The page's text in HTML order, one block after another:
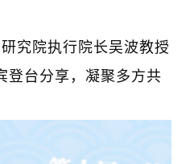
院执行院长吴波教授
登台分享，凝聚多方共